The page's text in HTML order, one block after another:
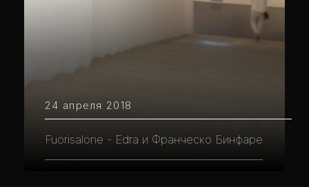
24 апреля 2018
Fuorisalone - Edra и Франческо Бинфаре